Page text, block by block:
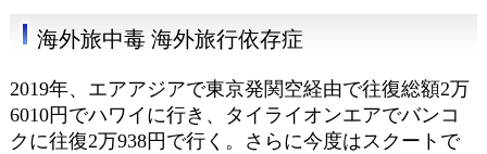
海外旅中毒 海外旅行依存症
2019年、エアアジアで東京発関空経由で往復総額2万
6010円でハワイに行き、タイライオンエアでバンコ
クに往復2万938円で行く。さらに今度はスクートで